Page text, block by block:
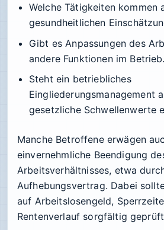
Welche Tätigkeiten kommen
gesundheitlichen
Gibt es Anpassungen des
andere Funktionen im Betrieb.
Steht ein betriebliches
Eingliederungsmanagement
gesetzliche Schwellenwerte
Manche Betroffene erwägen
einvernehmliche Beendigung
Arbeitsverhältnisses, etwa
Aufhebungsvertrag. Dabei
auf Arbeitslosengeld,
Rentenverlauf sorgfältig